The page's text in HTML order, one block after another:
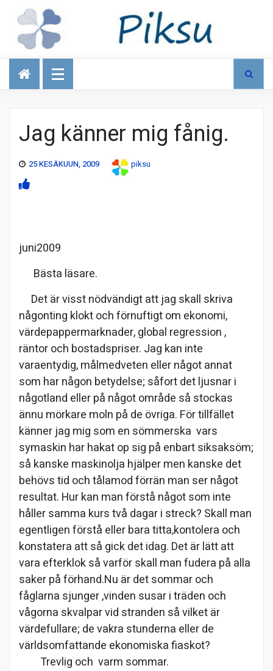
Talous
Jag känner mig fånig.
25 KESÄKUUN, 2009 piksu
juni2009
Bästa läsare.
Det är visst nödvändigt att jag skall skriva
någonting klokt och förnuftigt om ekonomi,
värdepappermarknader, global regression ,
räntor och bostadspriser. Jag kan inte
varaentydig, målmedveten eller något annat
som har någon betydelse; såfort det ljusnar i
någotland eller på något område så stockas
ännu mörkare moln på de övriga. För tillfället
känner jag mig som en sömmerska vars
symaskin har hakat op sig på enbart siksaksöm;
så kanske maskinolja hjälper men kanske det
behövs tid och tålamod förrän man ser något
resultat. Hur kan man förstå något som inte
håller samma kurs två dagar i streck? Skall man
egentligen förstå eller bara titta,kontolera och
konstatera att så gick det idag. Det är lätt att
vara efterklok så varför skall man fudera på alla
saker på förhand.Nu är det sommar och
fåglarna sjunger ,vinden susar i träden och
vågorna skvalpar vid stranden så vilket är
värdefullare; de vakra stunderna eller de
världsomfattande ekonomiska fiaskot?
Trevlig och varm sommar.